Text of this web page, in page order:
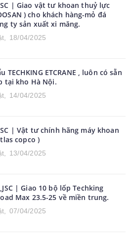
| Giao vật tư khoan thuỷ lực
) cho khách hàng-mỏ đá
ty sản xuất xi măng.
18/04/2025
TECHKING ETCRANE , luôn có sẵn
tại kho Hà Nội.
14/04/2025
| Vật tư chính hãng máy khoan
copco )
13/04/2025
| Giao 10 bộ lốp Techking
Max 23.5-25 về miền trung.
07/04/2025